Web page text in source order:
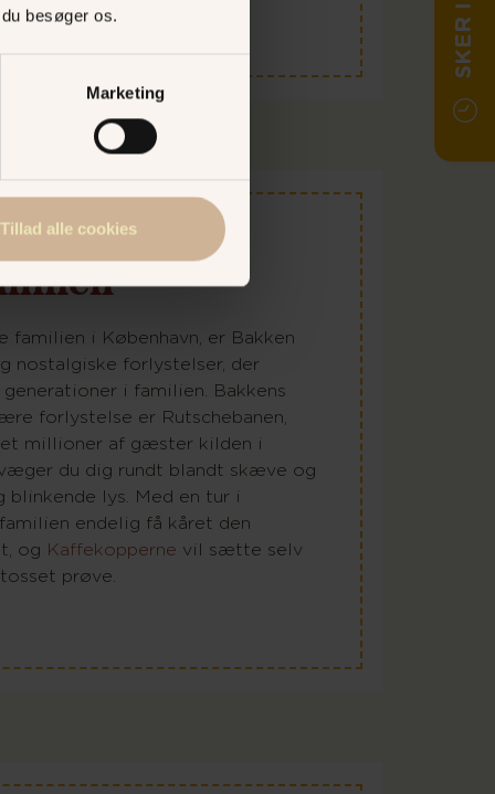
besøger os.
Marketing
Tillad alle cookies
familien i København, er Bakken
nostalgiske forlystelser, der
i familien. Bakkens
forlystelse er Rutschebanen,
millioner af gæster kilden i
du dig rundt blandt skæve og
lys. Med en tur i
endelig få kåret den
og Kaffekopperne vil sætte selv
prøve.